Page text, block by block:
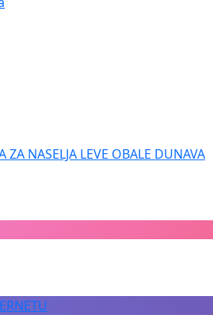
NASELJA LEVE OBALE DUNAVA